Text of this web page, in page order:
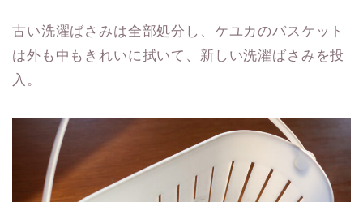
古い洗濯ばさみは全部処分し、ケユカのバスケット
は外も中もきれいに拭いて、新しい洗濯ばさみを投
入。